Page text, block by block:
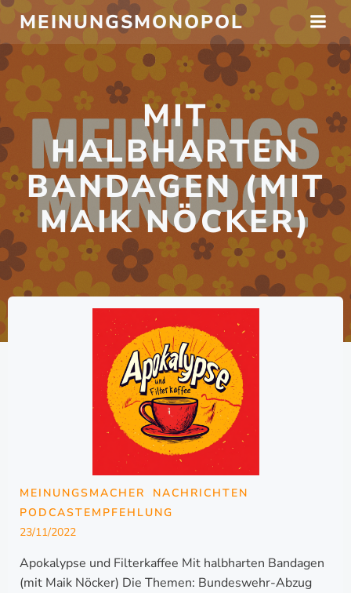
Inhalt
springen
MEINUNGSMONOPOL
MIT
HALBHARTEN
BANDAGEN (MIT
MAIK NÖCKER)
MEINUNGSMACHER
NACHRICHTEN
PODCASTEMPFEHLUNG
23/11/2022
Apokalypse und Filterkaffee Mit halbharten Bandagen
(mit Maik Nöcker) Die Themen: Bundeswehr-Abzug